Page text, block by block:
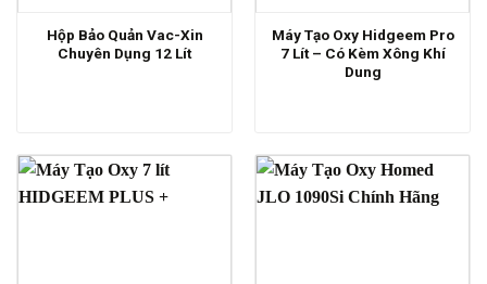
Hộp Bảo Quản Vac-Xin
Chuyên Dụng 12 Lít
Máy Tạo Oxy Hidgeem Pro
7 Lít – Có Kèm Xông Khí
Dung